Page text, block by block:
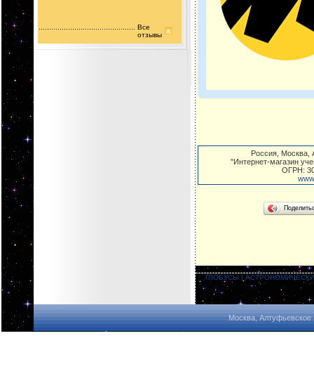
Все
отзывы
Россия, Москва,
"Интернет-магазин
ОГРН:
ГЛОБУСЫ |
Москва,